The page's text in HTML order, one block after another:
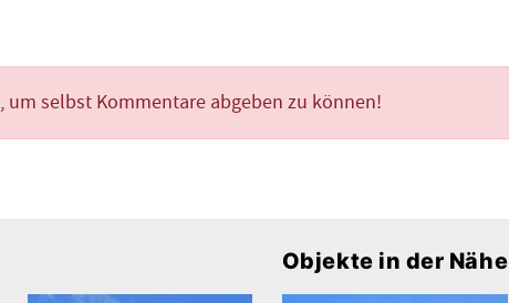
, um selbst Kommentare abgeben zu können!
Objekte in der Nähe